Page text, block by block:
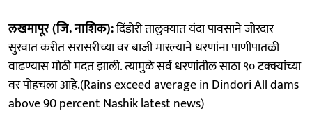
लखमापूर (जि. नाशिक):दिंडोरी तालुक्यात यंदा पावसाने जोरदार
सुरवात करीत सरासरीच्या वर बाजी मारल्याने धरणांना पाणीपातळी
वाढण्यास मोठी मदत झाली. त्यामुळे सर्व धरणांतील साठा ९० टक्क्यांच्या
वर पोहचला आहे.(Rains exceed average in Dindori All dams
above 90 percent Nashik latest news)